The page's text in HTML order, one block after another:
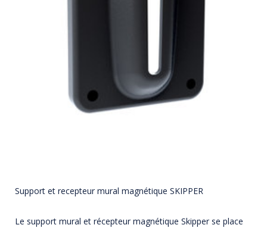
Support et recepteur mural magnétique SKIPPER
Le support mural et récepteur magnétique Skipper se place